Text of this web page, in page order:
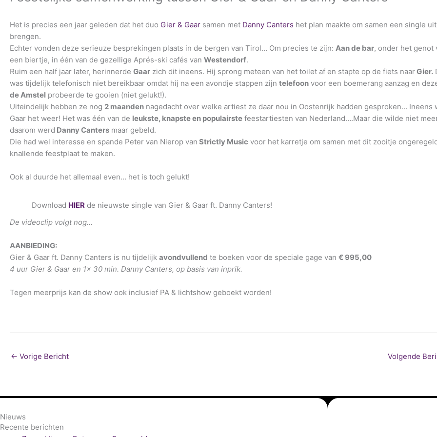
Het is precies een jaar geleden dat het duo Gier & Gaar samen met Danny Canters het plan maakte om samen een single
brengen.
Echter vonden deze serieuze besprekingen plaats in de bergen van Tirol… Om precies te zijn: Aan de bar, onder het genot
een biertje, in één van de gezellige Aprés-ski cafés van Westendorf.
Ruim een half jaar later, herinnerde Gaar zich dit ineens. Hij sprong meteen van het toilet af en stapte op de fiets naarGier.
was tijdelijk telefonisch niet bereikbaar omdat hij na een avondje stappen zijn telefoon voor een boemerang aanzag en
de Amstel probeerde te gooien (niet gelukt!).
Uiteindelijk hebben ze nog 2 maanden nagedacht over welke artiest ze daar nou in Oostenrijk hadden gesproken… Ineens
Gaar het weer! Het was één van de leukste, knapste en populairste feestartiesten van Nederland….Maar die wilde niet
daarom werd Danny Canters maar gebeld.
Die had wel interesse en spande Peter van Nierop van Strictly Music voor het karretje om samen met dit zooitje
knallende feestplaat te maken.
Ook al duurde het allemaal even… het is toch gelukt!
Download HIER de nieuwste single van Gier & Gaar ft. Danny Canters!
De videoclip volgt nog…
AANBIEDING:
Gier & Gaar ft. Danny Canters is nu tijdelijk avondvullend te boeken voor de speciale gage van € 995,00
4 uur Gier & Gaar en 1x 30 min. Danny Canters, op basis van inprik.
Tegen meerprijs kan de show ook inclusief PA & lichtshow geboekt worden!
← Vorige Bericht Volgende
Nieuws
Recente berichten